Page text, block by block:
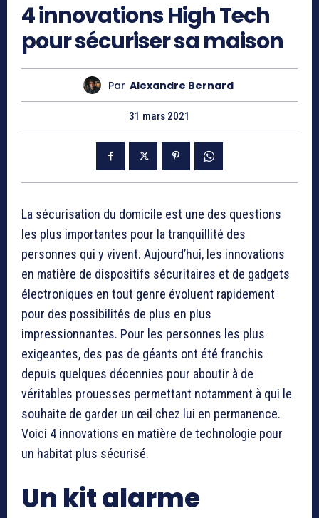
4 innovations High Tech
pour sécuriser sa maison
Par Alexandre Bernard
31 mars 2021
La sécurisation du domicile est une des questions
les plus importantes pour la tranquillité des
personnes qui y vivent. Aujourd’hui, les innovations
en matière de dispositifs sécuritaires et de gadgets
électroniques en tout genre évoluent rapidement
pour des possibilités de plus en plus
impressionnantes. Pour les personnes les plus
exigeantes, des pas de géants ont été franchis
depuis quelques décennies pour aboutir à de
véritables prouesses permettant notamment à qui le
souhaite de garder un œil chez lui en permanence.
Voici 4 innovations en matière de technologie pour
un habitat plus sécurisé.
Un kit alarme